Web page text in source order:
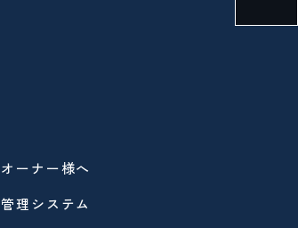
オーナー様へ
管理システム